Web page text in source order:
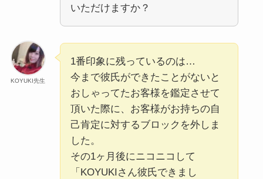
いただけますか？
KOYUKI先生
1番印象に残っているのは…
今まで彼氏ができたことがないと
おしゃってたお客様を鑑定させて
頂いた際に、お客様がお持ちの自
己肯定に対するブロックを外しま
した。
その1ヶ月後にニコニコして
「KOYUKIさん彼氏できまし